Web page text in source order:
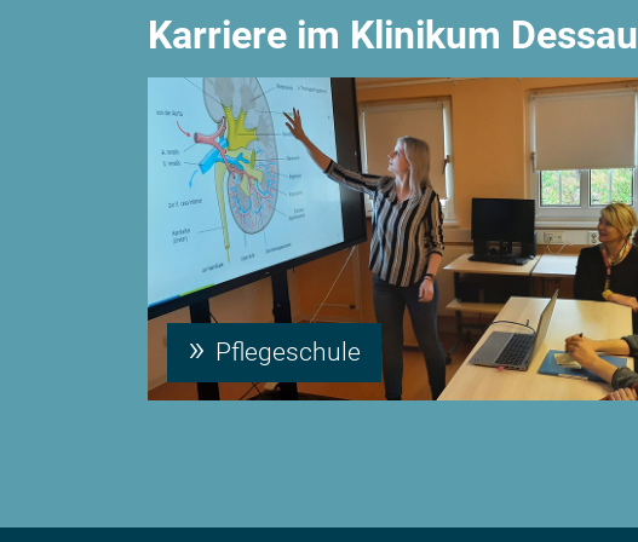
Karriere im Klinikum Dessau
Pflegeschule